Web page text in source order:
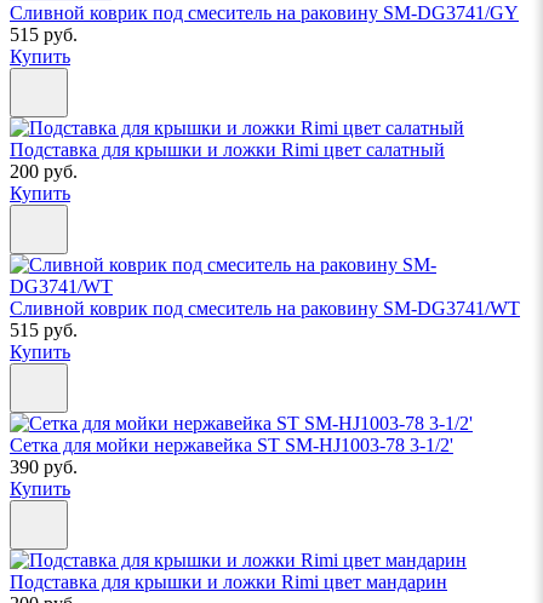
Сливной коврик под смеситель на раковину SM-DG3741/GY
515 руб.
Купить
Подставка для крышки и ложки Rimi цвет салатный
200 руб.
Купить
Сливной коврик под смеситель на раковину SM-DG3741/WT
515 руб.
Купить
Сетка для мойки нержавейка ST SM-HJ1003-78 3-1/2'
390 руб.
Купить
Подставка для крышки и ложки Rimi цвет мандарин